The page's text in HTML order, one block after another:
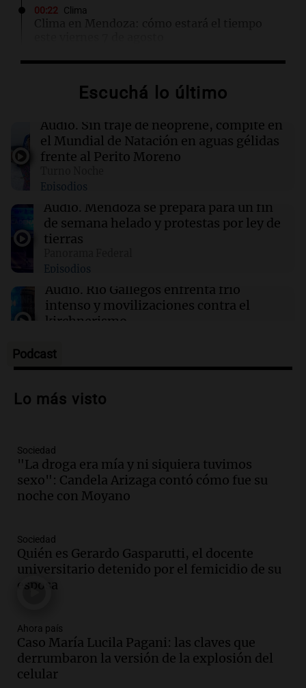
00:22 Clima
Clima en Mendoza: cómo estará el tiempo
Clima en Santa Fe: cómo estará el tiempo este
00:11 Clima
Clima en Rosario: cómo estará el tiempo este
00:11 Mundo
Incendio en Cuernavaca por fuga de gas en
camión cisterna deja 21 heridos
Escuchá lo último
Audio. Sin traje de neoprene, compite en
el Mundial de Natación en aguas gélidas
frente al Perito Moreno
Episodios
Audio. Mendoza se prepara para un fin
de semana helado y protestas por ley de
tierras
Episodios
Audio. Río Gallegos enfrenta frío
intenso y movilizaciones contra el
kirchnerismo
Episodios
Audio.Debate en el Senado sobre
la soberanía digital en Argentina
Audio.
de semana helado y ciudadanos
marchan contra reforma de tierras
Panorama Federal
Audio.
El "Mono" de Kapanga
adelantó su show en Rosario.
Viva la Radio Rosario
Episodios
en suspenso a hombre por simular robo
de recaudación en San Luis
Panorama Federal
Episodios
Podcast
Lo más visto
Sociedad
"La droga era mía y ni siquiera tuvimos
sexo": Candela Arizaga contó cómo fue su
noche con Moyano
Sociedad
Quién es Gerardo Gasparutti, el docente
universitario detenido por el femicidio de su
esposa
Ahora país
Caso María Lucila Pagani: las claves que
derrumbaron la versión de la explosión del
celular